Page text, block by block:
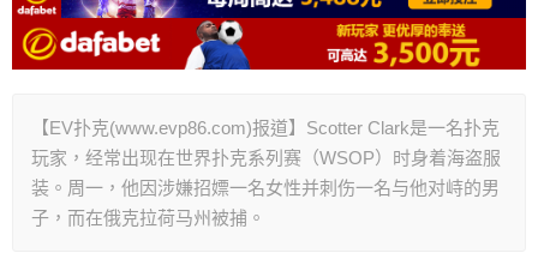
【EV扑克(www.evp86.com)报道】Scotter Clark是一名扑克
玩家，经常出现在世界扑克系列赛（WSOP）时身着海盗服
装。周一，他因涉嫌招嫖一名女性并刺伤一名与他对峙的男
子，而在俄克拉荷马州被捕。